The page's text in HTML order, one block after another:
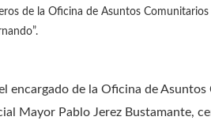
de la Oficina de Asuntos Comunitarios
encargado de la Oficina de
Mayor Pablo Jerez Bustamante,